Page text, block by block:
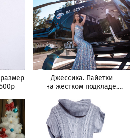
Джессика. Пайетки
на жестком подкладе.